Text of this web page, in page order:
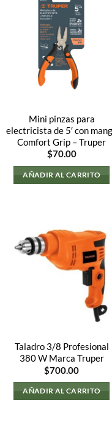
Mini pinzas para
electricista de 5′ con
Comfort Grip – Truper
$70.00
AÑADIR AL CARRITO
Taladro 3/8 Profesional
380 W Marca Truper
$700.00
AÑADIR AL CARRITO